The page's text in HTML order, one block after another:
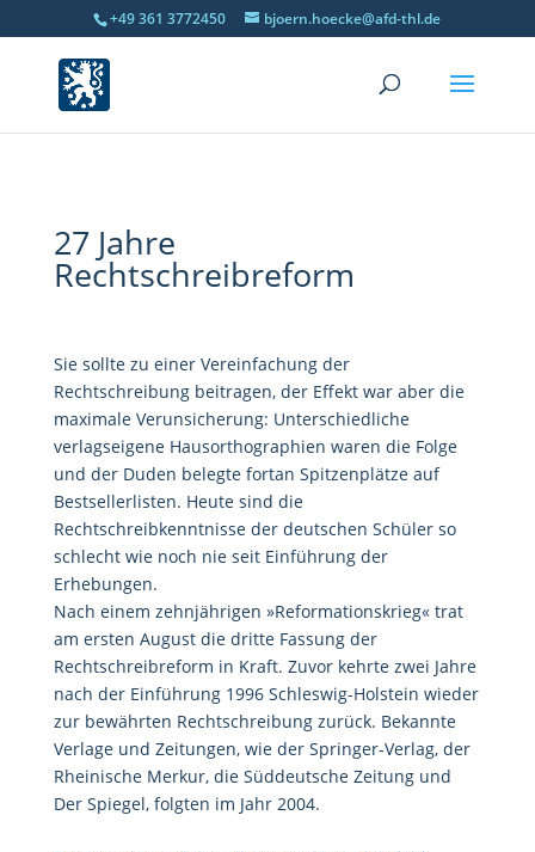
+49 361 3772450 bjoern.hoecke@afd-thl.de
27 Jahre
Rechtschreibreform
Sie sollte zu einer Vereinfachung der
Rechtschreibung beitragen, der Effekt war aber die
maximale Verunsicherung: Unterschiedliche
verlagseigene Hausorthographien waren die Folge
und der Duden belegte fortan Spitzenplätze auf
Bestsellerlisten. Heute sind die
Rechtschreibkenntnisse der deutschen Schüler so
schlecht wie noch nie seit Einführung der
Erhebungen.
Nach einem zehnjährigen »Reformationskrieg« trat
am ersten August die dritte Fassung der
Rechtschreibreform in Kraft. Zuvor kehrte zwei Jahre
nach der Einführung 1996 Schleswig-Holstein wieder
zur bewährten Rechtschreibung zurück. Bekannte
Verlage und Zeitungen, wie der Springer-Verlag, der
Rheinische Merkur, die Süddeutsche Zeitung und
Der Spiegel, folgten im Jahr 2004.